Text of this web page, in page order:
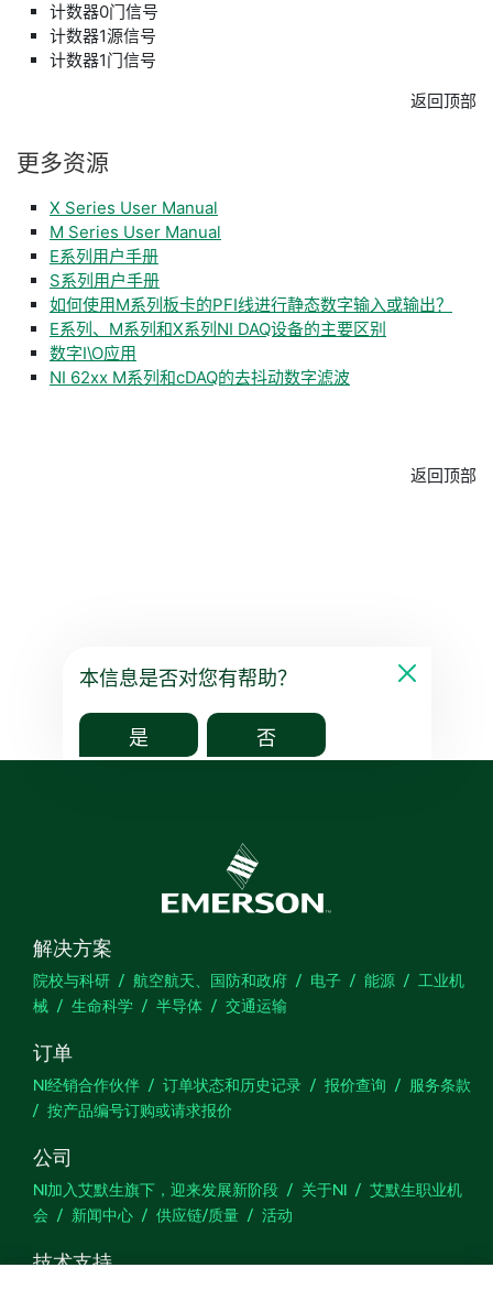
计数器0门信号
计数器1源信号
计数器1门信号
返回顶部
更多资源
X Series User Manual
M Series User Manual
E系列用户手册
S系列用户手册
如何使用M系列板卡的PFI线进行静态数字输入或输出？
E系列、M系列和X系列NI DAQ设备的主要区别
数字I\O应用
NI 62xx M系列和cDAQ的去抖动数字滤波
返回顶部
本信息是否对您有帮助？
是 否
解决方案
院校与科研 航空航天、国防和政府 电子 能源
工业机
械
生命科学 半导体 交通运输
订单
NI经销合作伙伴 订单状态和历史记录 报价查询
服务条款
按产品编号订购或请求报价
公司
NI加入艾默生旗下，迎来发展新阶段 关于NI
艾默生职业机
会
新闻中心 供应链/质量 活动
技术支持